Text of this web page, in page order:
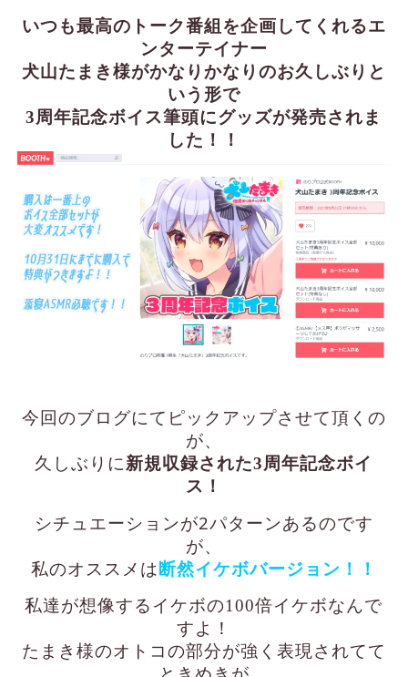
いつも最高のトーク番組を企画してくれるエ
ンターテイナー
犬山たまき様がかなりかなりのお久しぶりと
いう形で
3周年記念ボイス筆頭にグッズが発売されま
した！！
今回のブログにてピックアップさせて頂くの
が、
久しぶりに新規収録された3周年記念ボイ
ス！
シチュエーションが2パターンあるのです
が、
私のオススメは 断然イケボバージョン！！
私達が想像するイケボの100倍イケボなんで
すよ！
たまき様のオトコの部分が強く表現されてて